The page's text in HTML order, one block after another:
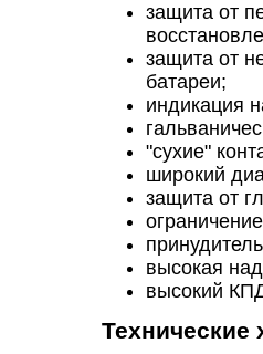
защита от
защита от
батареи;
индикация
"сухие"
широкий
защита от
высокая
высокий
Технические